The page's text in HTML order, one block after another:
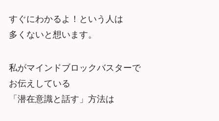
すぐにわかるよ！という人は
多くないと想います。
私がマインドブロックバスターで
お伝えしている
「潜在意識と話す」方法は